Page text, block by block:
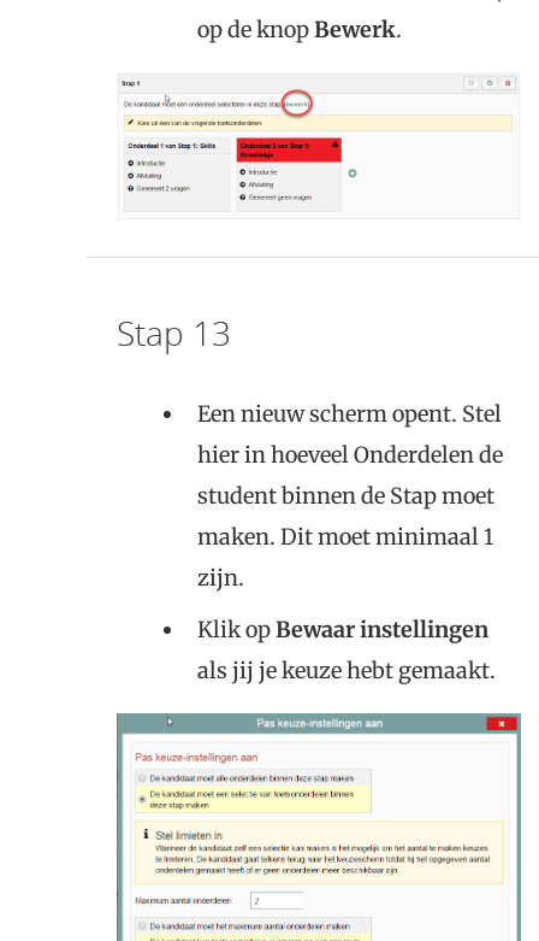
op de knopBewerk.
Stap 13
Een nieuw scherm opent. Stel
hier in hoeveel Onderdelen de
student binnen de Stap moet
maken. Dit moet minimaal 1
zijn.
Klik opBewaar instellingen
als jij je keuze hebt gemaakt.